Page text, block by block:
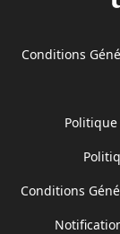
Conditions
Conditions